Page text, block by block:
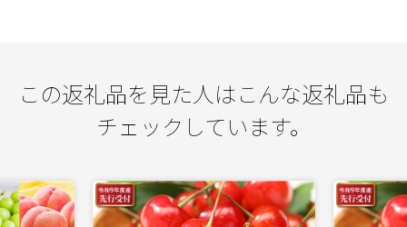
この返礼品を見た人はこんな返礼品も
チェックしています。